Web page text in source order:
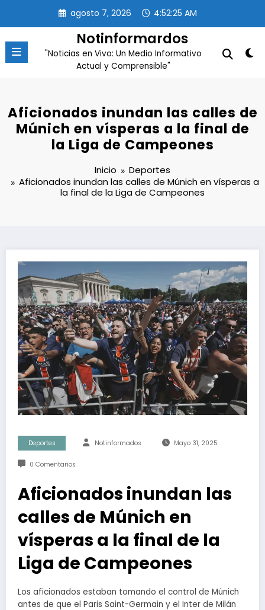
contenido
agosto 7, 2026 4:52:25 AM
Notinformardos
"Noticias en Vivo: Un Medio Informativo
Actual y Comprensible"
Aficionados inundan las calles de
Múnich en vísperas a la final de
la Liga de Campeones
Inicio
Deportes
Aficionados inundan las calles de Múnich en vísperas a
la final de la Liga de Campeones
Deportes Notinformados Mayo 31, 2025
0 Comentarios
Aficionados inundan las
calles de Múnich en
vísperas a la final de la
Liga de Campeones
Los aficionados estaban tomando el control de Múnich
antes de que el Paris Saint-Germain y el Inter de Milán